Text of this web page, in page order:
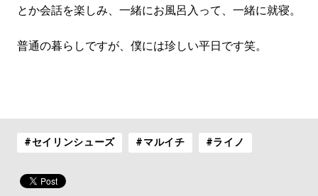
とか会話を楽しみ、一緒にお風呂入って、一緒に就寝。
普通の暮らしですが、僕には珍しい平日です笑。
#セイリンシューズ #マルイチ #ライノ